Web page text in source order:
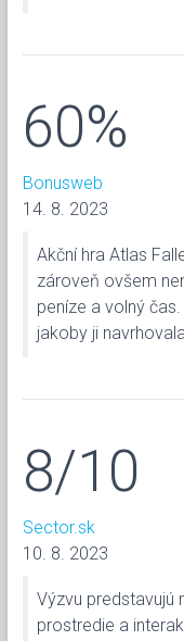
60%
Bonusweb
14. 8. 2023
Akční hra Atlas
zároveň ovšem
peníze a volný
jakoby ji
8/10
Sector.sk
10. 8. 2023
Výzvu predstavujú
prostredie a